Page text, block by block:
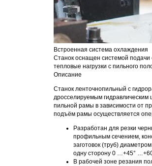
Встроенная система охлаждения
Станок оснащен системой
тепловые нагрузки с пильного
Описание
Станок ленточнопильный с
дросселируемым
пильной рамы в зависимости от
подъём рамы осуществляется
Разработан для резки
профильным сечением,
заготовок (труб)
одну сторону 0 …+45°
В рабочей зоне резания